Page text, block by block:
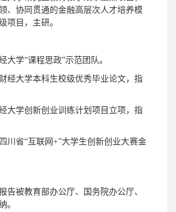
、协同贯通的金融高层次人才培养模
项目，主研。
大学“课程思政”示范团队。
经大学本科生校级优秀毕业论文，指
大学创新创业训练计划项目立项，指
川省“互联网+”大学生创新创业大赛金
告被教育部办公厅、国务院办公厅、
。